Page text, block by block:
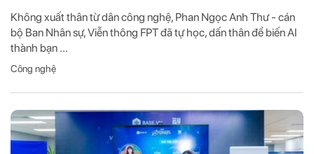
Không xuất thân từ dân công nghệ, Phan Ngọc Anh Thư - cán
bộ Ban Nhân sự, Viễn thông FPT đã tự học, dấn thân để biến AI
thành bạn ...
Công nghệ